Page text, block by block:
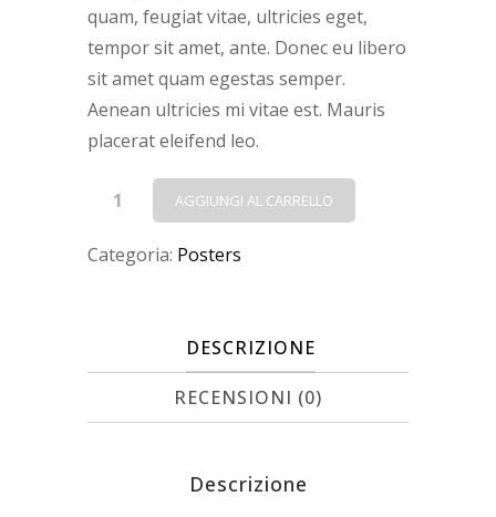
quam, feugiat vitae, ultricies eget,
tempor sit amet, ante. Donec eu libero
sit amet quam egestas semper.
Aenean ultricies mi vitae est. Mauris
placerat eleifend leo.
Woo
quantità
AGGIUNGI AL CARRELLO
Categoria: Posters
DESCRIZIONE
RECENSIONI (0)
Descrizione